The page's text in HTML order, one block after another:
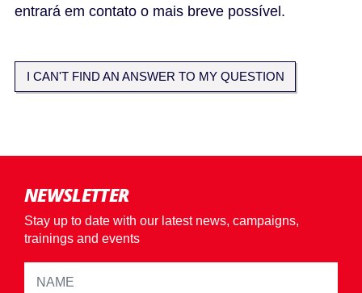
entrará em contato o mais breve possível.
I CAN'T FIND AN ANSWER TO MY QUESTION
NEWSLETTER
Stay up to date with our latest news, campaigns,
trainings and events